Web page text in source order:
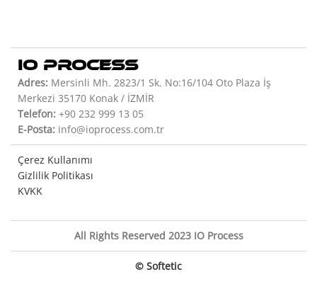
IO PROCESS
Adres: Mersinli Mh. 2823/1 Sk. No:16/104 Oto Plaza İş
Merkezi 35170 Konak / İZMİR
Telefon: +90 232 999 13 05
E-Posta: info@ioprocess.com.tr
Çerez Kullanımı
Gizlilik Politikası
KVKK
All Rights Reserved 2023 IO Process
© Softetic